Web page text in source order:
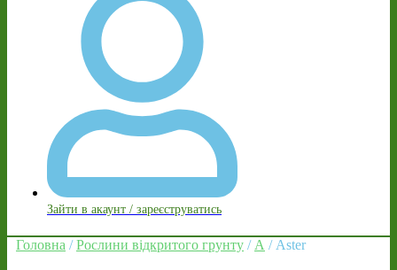
Зайти в акаунт / зареєструватись
Головна /Рослини відкритого грунту /A / Aster